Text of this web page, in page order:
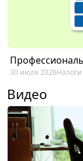
30 июля 2026Налоги
Видео